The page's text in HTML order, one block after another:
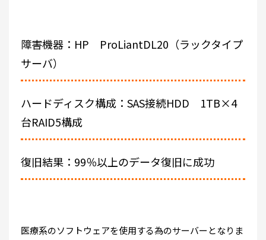
障害機器：HP ProLiantDL20（ラックタイプ
サーバ）
ハードディスク構成：SAS接続HDD 1TB×4
台RAID5構成
復旧結果：99％以上のデータ復旧に成功
医療系のソフトウェアを使用する為のサーバーとなりま